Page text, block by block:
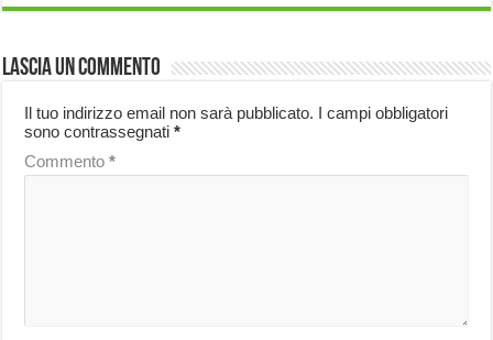
Lascia un commento
Il tuo indirizzo email non sarà pubblicato. I campi obbligatori
sono contrassegnati*
Commento*